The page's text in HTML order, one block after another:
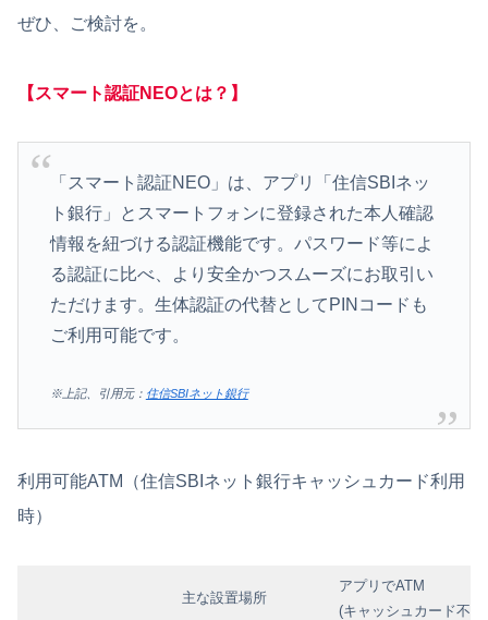
ぜひ、ご検討を。
【スマート認証NEOとは？】
「スマート認証NEO」は、アプリ「住信SBIネッ
ト銀行」とスマートフォンに登録された本人確認
情報を紐づける認証機能です。パスワード等によ
る認証に比べ、より安全かつスムーズにお取引い
ただけます。生体認証の代替としてPINコードも
ご利用可能です。
※上記、引用元： 住信SBIネット銀行
利用可能ATM（住信SBIネット銀行キャッシュカード利用
時）
主な設置場所
アプリでATM
(キャッシュカード不要